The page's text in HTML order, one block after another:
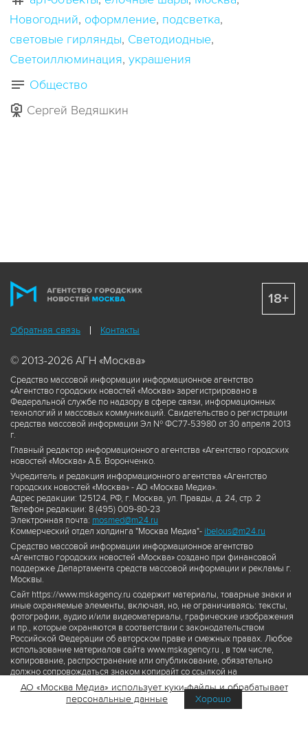
Новогодний оформление подсветка
световые гирлянды Светодиодные
Светоиллюминация украшения
Общество
Сергей Ведяшкин
Обратная связь Контакты
© 2013-2026 АГН «Москва»
Средство массовой информации информационное агентство
«Агентство городских новостей «Москва» зарегистрировано в
Федеральной службе по надзору в сфере связи, информационных
технологий и массовых коммуникаций. Свидетельство о регистрации
средства массовой информации Эл № ФС77-53980 от 30 апреля 2013
г.
Главный редактор информационного агентства «Агентство городских
новостей «Москва» А.Б. Воронченко.
Учредитель и редакция информационного агентства «Агентство
городских новостей «Москва» - АО «Москва Медиа».
Адрес редакции: 125124, РФ, г. Москва, ул. Правды, д. 24, стр. 2
Телефон редакции: 8 (495) 009-80-23
Электронная почта: mosmed@m24.ru
Коммерческий отдел холдинга "Москва Медиа"- ibelous@m24.ru
Средство массовой информации информационное агентство
«Агентство городских новостей «Москва» создано при финансовой
поддержке Департамента средств массовой информации и рекламы г.
Москвы.
Сайт https://www.mskagency.ru содержит материалы, товарные знаки и
иные охраняемые элементы, включая, но, не ограничиваясь: тексты,
фотографии, аудио и/или видеоматериалы, графические изображения
и пр., которые охраняются в соответствии с законодательством
Российской Федерации об авторском праве и смежных правах. Любое
использование материалов сайта www.mskagency.ru , в том числе,
копирование, распространение или опубликование, обязательно
должно сопровождаться знаком копирайт со ссылкой на
правообладателя © АО «Москва Медиа», а также гиперссылкой на сайт
www.mskagency.ru как на первоисточник информации. Переработка
материалов сайта www.mskagency.ru не допускается.
18+
АО «Москва Медиа» использует куки-файлы и обрабатывает
персональные данные
Хорошо